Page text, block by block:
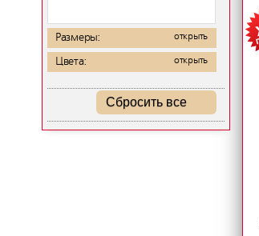
Размеры: открыть
Цвета: открыть
Сбросить все